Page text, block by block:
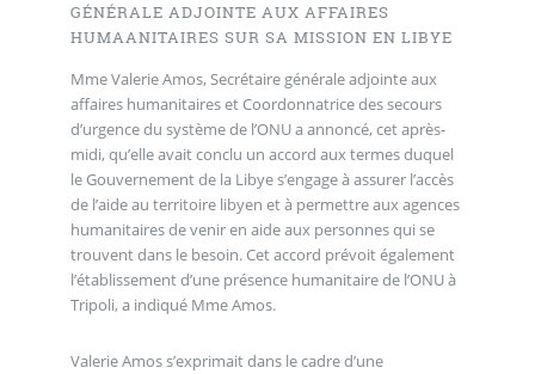
GÉNÉRALE ADJOINTE AUX AFFAIRES
HUMAANITAIRES SUR SA MISSION EN LIBYE
Mme Valerie Amos, Secrétaire générale adjointe aux
affaires humanitaires et Coordonnatrice des secours
d’urgence du système de l’ONU a annoncé, cet après-
midi, qu’elle avait conclu un accord aux termes duquel
le Gouvernement de la Libye s’engage à assurer l’accès
de l’aide au territoire libyen et à permettre aux agences
humanitaires de venir en aide aux personnes qui se
trouvent dans le besoin. Cet accord prévoit également
l’établissement d’une présence humanitaire de l’ONU à
Tripoli, a indiqué Mme Amos.
Valerie Amos s’exprimait dans le cadre d’une